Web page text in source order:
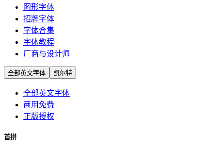
图形字体
招牌字体
字体合集
字体教程
厂商与设计师
全部英文字体 凯尔特
全部英文字体
商用免费
正版授权
首拼